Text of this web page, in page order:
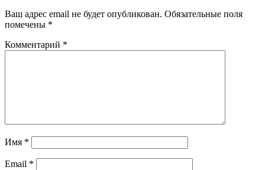
Ваш адрес email не будет опубликован. Обязательные поля
помечены *
Комментарий *
Имя *
Email *